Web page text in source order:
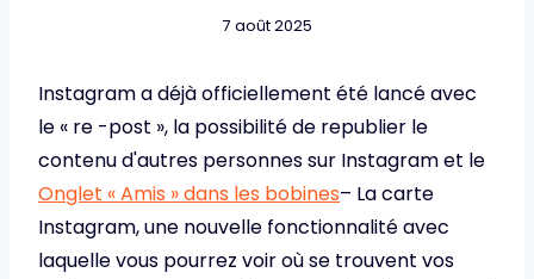
7 août 2025
Instagram a déjà officiellement été lancé avec
le « re -post », la possibilité de republier le
contenu d'autres personnes sur Instagram et le
Onglet « Amis » dans les bobines– La carte
Instagram, une nouvelle fonctionnalité avec
laquelle vous pourrez voir où se trouvent vos